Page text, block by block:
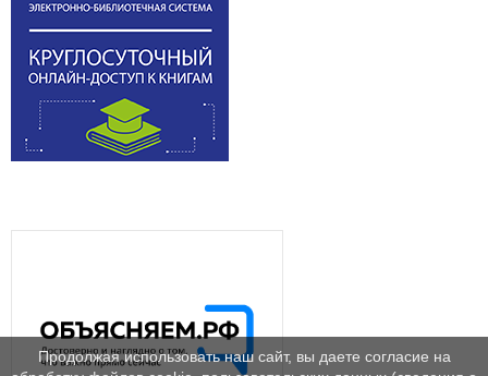
Продолжая использовать наш сайт, вы даете согласие на